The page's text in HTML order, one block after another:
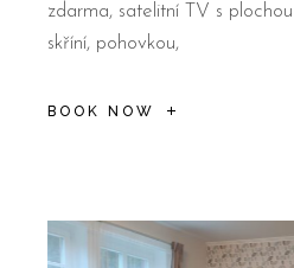
zdarma, satelitní TV s
skříní, pohovkou,
BOOK NOW